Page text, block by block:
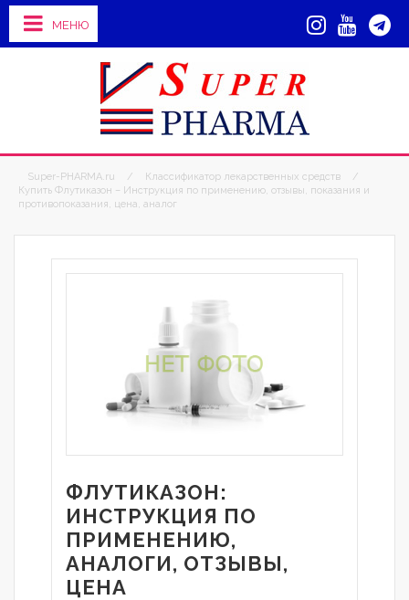
МЕНЮ
Super-PHARMA.ru / Классификатор лекарственных средств
/
Купить Флутиказон – Инструкция по применению, отзывы, показания и
противопоказания, цена, аналог
ФЛУТИКАЗОН:
ИНСТРУКЦИЯ ПО
ПРИМЕНЕНИЮ,
АНАЛОГИ, ОТЗЫВЫ,
ЦЕНА